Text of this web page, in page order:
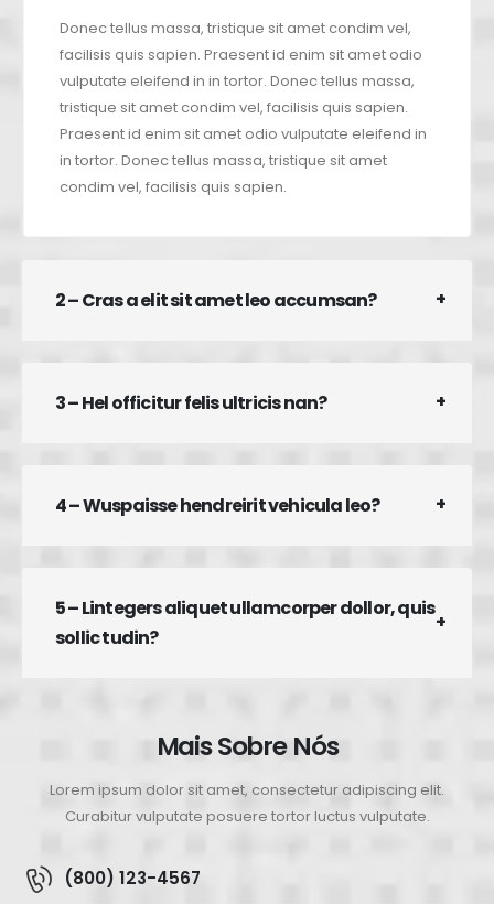
Donec tellus massa, tristique sit amet condim vel,
facilisis quis sapien. Praesent id enim sit amet odio
vulputate eleifend in in tortor. Donec tellus massa,
tristique sit amet condim vel, facilisis quis sapien.
Praesent id enim sit amet odio vulputate eleifend in
in tortor. Donec tellus massa, tristique sit amet
condim vel, facilisis quis sapien.
2 – Cras a elit sit amet leo accumsan?
3 – Hel officitur felis ultricis nan?
4 – Wuspaisse hendreirit vehicula leo?
5 – Lintegers aliquet ullamcorper dollor, quis
sollic tudin?
Mais Sobre Nós
Lorem ipsum dolor sit amet, consectetur adipiscing elit.
Curabitur vulputate posuere tortor luctus vulputate.
(800) 123-4567